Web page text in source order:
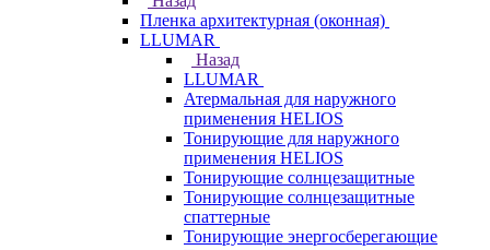
Пленка архитектурная (оконная)
LLUMAR
Назад
LLUMAR
Атермальная для наружного
применения HELIOS
Тонирующие для наружного
применения HELIOS
Тонирующие солнцезащитные
Тонирующие солнцезащитные
спаттерные
Тонирующие энергосберегающие